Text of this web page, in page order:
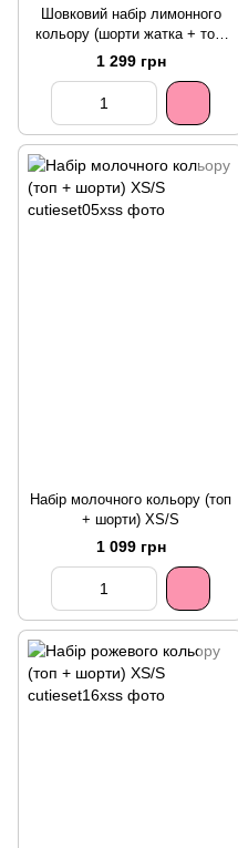
Шовковий набір лимонного
кольору (шорти жатка + топ)
XS/S
1 299 грн
Набір молочного кольору (топ
+ шорти) XS/S
1 099 грн